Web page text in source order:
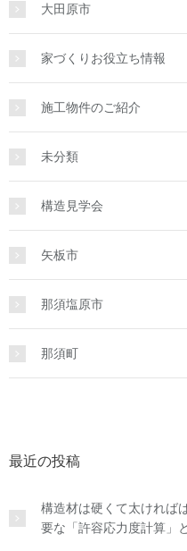
大田原市
家づくりお役立ち情報
施工物件のご紹介
未分類
構造見学会
矢板市
那須塩原市
那須町
最近の投稿
構造材は硬くて太ければ
要な「許容応力度計算」